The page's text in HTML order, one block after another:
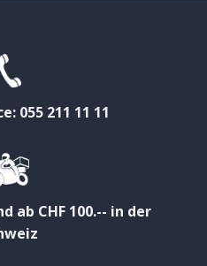
055 211 11 11
ab CHF 100.-- in der